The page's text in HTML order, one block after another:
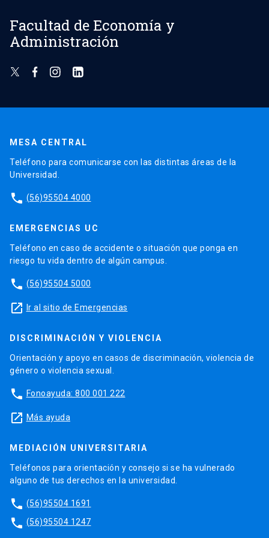
Facultad de Economía y
Administración
MESA CENTRAL
Teléfono para comunicarse con las distintas áreas de la
Universidad.
phone (56)95504 4000
EMERGENCIAS UC
Teléfono en caso de accidente o situación que ponga en
riesgo tu vida dentro de algún campus.
phone (56)95504 5000
launch Ir al sitio de Emergencias
DISCRIMINACIÓN Y VIOLENCIA
Orientación y apoyo en casos de discriminación, violencia de
género o violencia sexual.
phone Fonoayuda: 800 001 222
launch Más ayuda
MEDIACIÓN UNIVERSITARIA
Teléfonos para orientación y consejo si se ha vulnerado
alguno de tus derechos en la universidad.
phone (56)95504 1691
phone (56)95504 1247